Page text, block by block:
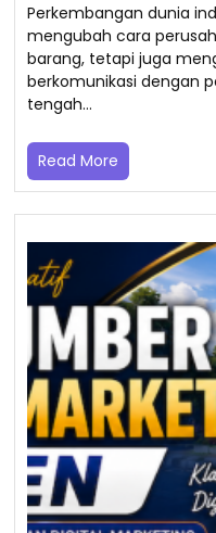
Perkembangan dunia
mengubah cara
barang, tetapi juga
berkomunikasi dengan
tengah…
Read More